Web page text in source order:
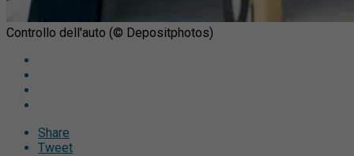
Controllo dell'auto (© Depositphotos)
Share
Tweet